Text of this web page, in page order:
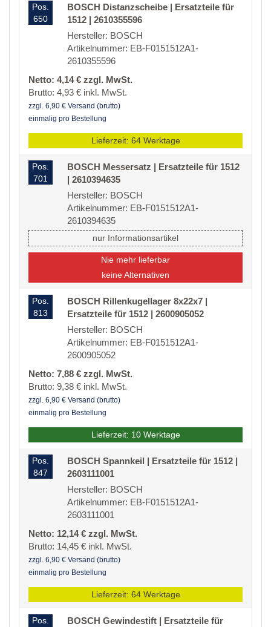
Pos.
650
BOSCH Distanzscheibe | Ersatzteile für
1512 | 2610355596
Hersteller: BOSCH
Artikelnummer: EB-F0151512A1-
2610355596
Netto: 4,14 € zzgl. MwSt.
Brutto: 4,93 € inkl. MwSt.
zzgl. 6,90 € Versand (brutto)
einmalig pro Bestellung
Lieferzeit: 64 Werktage
Pos.
701
BOSCH Messersatz | Ersatzteile für 1512
| 2610394635
Hersteller: BOSCH
Artikelnummer: EB-F0151512A1-
2610394635
nur Informationsartikel
Nie mehr lieferbar
keine Alternativen
Pos.
813
BOSCH Rillenkugellager 8x22x7 |
Ersatzteile für 1512 | 2600905052
Hersteller: BOSCH
Artikelnummer: EB-F0151512A1-
2600905052
Netto: 7,88 € zzgl. MwSt.
Brutto: 9,38 € inkl. MwSt.
zzgl. 6,90 € Versand (brutto)
einmalig pro Bestellung
Lieferzeit: 10 Werktage
Pos.
847
BOSCH Spannkeil | Ersatzteile für 1512 |
2603111001
Hersteller: BOSCH
Artikelnummer: EB-F0151512A1-
2603111001
Netto: 12,14 € zzgl. MwSt.
Brutto: 14,45 € inkl. MwSt.
zzgl. 6,90 € Versand (brutto)
einmalig pro Bestellung
Lieferzeit: 64 Werktage
Pos.
BOSCH Gewindestift | Ersatzteile für